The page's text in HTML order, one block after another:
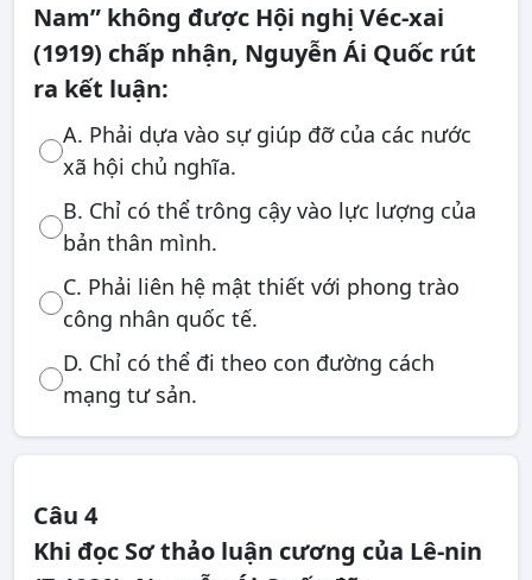
Nam” không được Hội nghị Véc-xai
(1919) chấp nhận, Nguyễn Ái Quốc rút
ra kết luận:
A. Phải dựa vào sự giúp đỡ của các nước
xã hội chủ nghĩa.
B. Chỉ có thể trông cậy vào lực lượng của
bản thân mình.
C. Phải liên hệ mật thiết với phong trào
công nhân quốc tế.
D. Chỉ có thể đi theo con đường cách
mạng tư sản.
Câu 4
Khi đọc Sơ thảo luận cương của Lê-nin